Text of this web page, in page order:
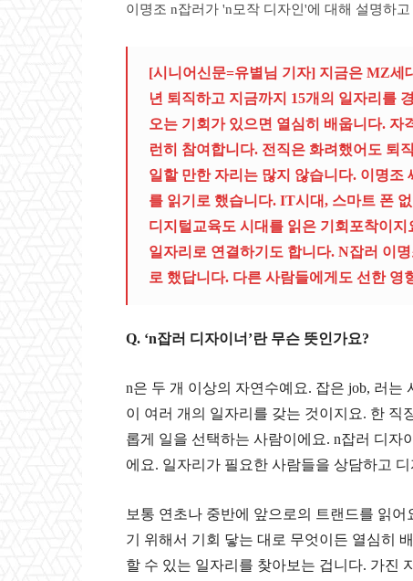
이명조 n잡러가 'n모작 디자인'에 대해 설명하
[시니어신문=유별님 기자] 지금은 MZ세
년 퇴직하고 지금까지 15개의 일자리를
오는 기회가 있으면 열심히 배웁니다. 자
런히 참여합니다. 전직은 화려했어도 퇴
일할 만한 자리는 많지 않습니다. 이명조
를 읽기로 했습니다. IT시대, 스마트 폰
디지털교육도 시대를 읽은 기회포착이
일자리로 연결하기도 합니다. N잡러 이
로 했답니다. 다른 사람들에게도 선한
Q. ‘n잡러 디자이너’란 무슨 뜻인가요?
n은 두 개 이상의 자연수예요. 잡은 job, 러는
이 여러 개의 일자리를 갖는 것이지요. 한 직
롭게 일을 선택하는 사람이에요. n잡러 디자
에요. 일자리가 필요한 사람들을 상담하고
보통 연초나 중반에 앞으로의 트랜드를 읽어
기 위해서 기회 닿는 대로 무엇이든 열심히
할 수 있는 일자리를 찾아보는 겁니다. 가진